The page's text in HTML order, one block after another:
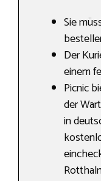
Sie
Der
einem
Picnic
der
in